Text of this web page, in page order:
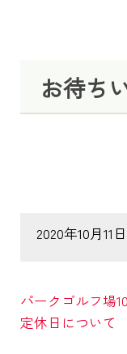
お待ち
2020年10月11日
パークゴルフ場
定休日について